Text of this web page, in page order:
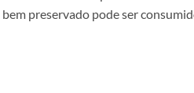
preservado pode ser